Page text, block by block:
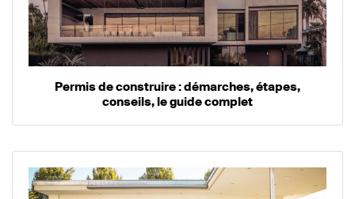
Permis de construire : démarches, étapes,
conseils, le guide complet